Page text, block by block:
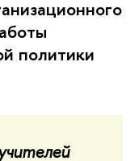
политики